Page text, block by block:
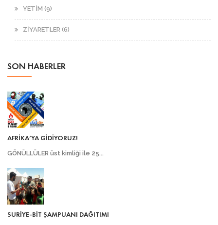
YETİM (9)
ZİYARETLER (6)
SON HABERLER
AFRİKA’YA GİDİYORUZ!
GÖNÜLLÜLER üst kimliği ile 25...
SURİYE-BİT ŞAMPUANI DAĞITIMI